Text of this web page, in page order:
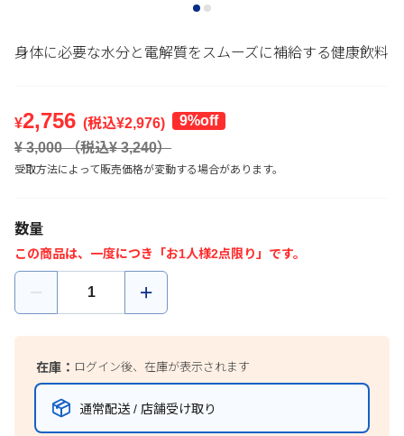
身体に必要な水分と電解質をスムーズに補給する健康飲料
¥2,756 (税込¥2,976)
9%off
¥ 3,000（税込¥3,240）
受取方法によって販売価格が変動する場合があります。
数量
この商品は、一度につき「お1人様2点限り」です。
在庫： ログイン後、在庫が表示されます
通常配送 / 店舗受け取り